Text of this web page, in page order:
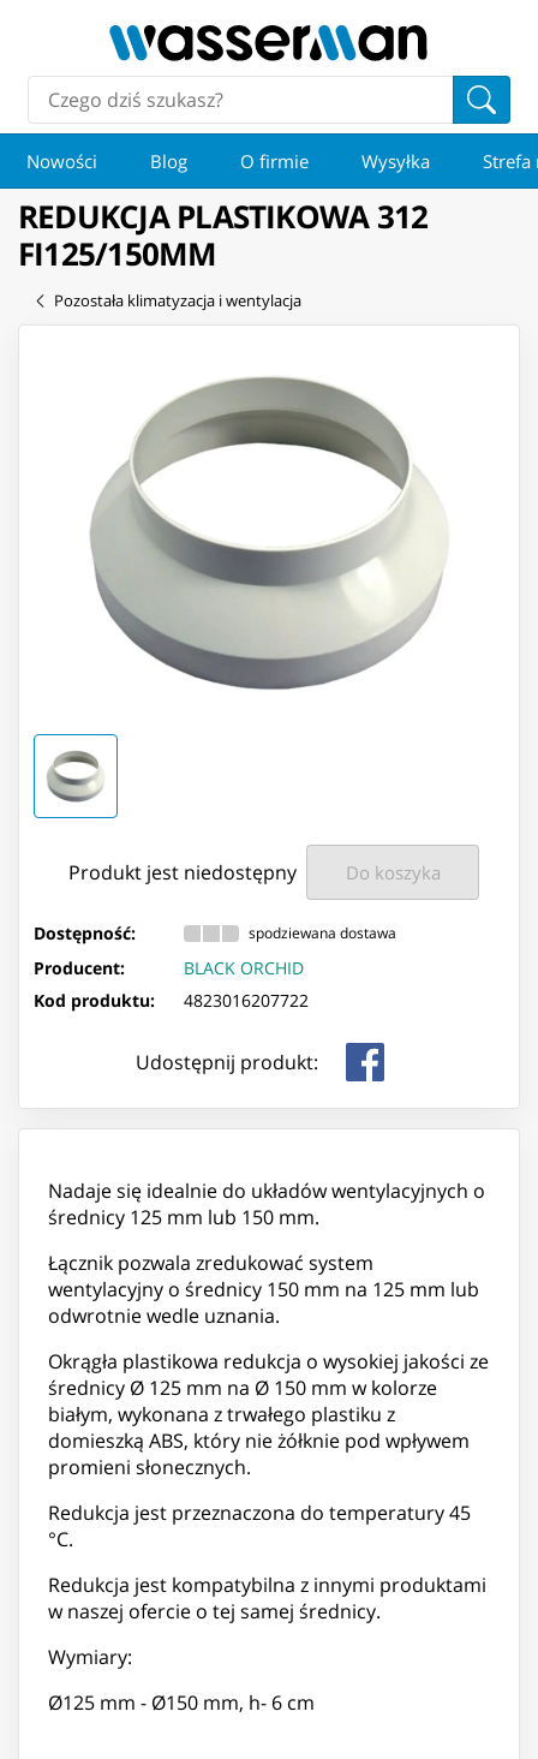
Nowości Blog O firmie Wysyłka Strefa
REDUKCJA PLASTIKOWA 312
FI125/150MM
Pozostała klimatyzacja i wentylacja
Produkt jest niedostępny Do koszyka
Dostępność: spodziewana dostawa
Producent:
BLACK ORCHID
Kod produktu:
4823016207722
Udostępnij produkt:
Nadaje się idealnie do układów wentylacyjnych o
średnicy 125 mm lub 150 mm.
Łącznik pozwala zredukować system
wentylacyjny o średnicy 150 mm na 125 mm lub
odwrotnie wedle uznania.
Okrągła plastikowa redukcja o wysokiej jakości ze
średnicy Ø 125 mm na Ø 150 mm w kolorze
białym, wykonana z trwałego plastiku z
domieszką ABS, który nie żółknie pod wpływem
promieni słonecznych.
Redukcja jest przeznaczona do temperatury 45
°C.
Redukcja jest kompatybilna z innymi produktami
w naszej ofercie o tej samej średnicy.
Wymiary:
Ø125 mm - Ø150 mm, h- 6 cm